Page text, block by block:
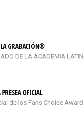
LA GRABACIÓN®
DE LA ACADEMIA
OFICIAL
de los Fans Choice